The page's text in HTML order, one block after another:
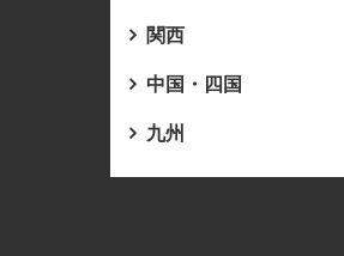
関西
中国・四国
九州